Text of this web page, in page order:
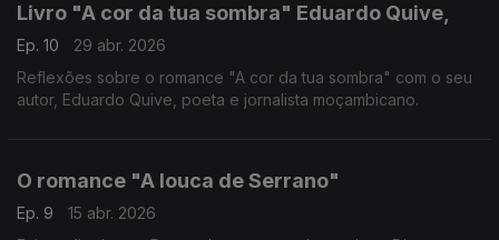
Livro "A cor da tua sombra" Eduardo Quive,
Ep. 10
29 abr. 2026
Reflexões sobre o romance "A cor da tua sombra" com o seu
autor, Eduardo Quive, poeta e jornalista moçambicano.
O romance "A louca de Serrano"
Ep. 9
15 abr. 2026